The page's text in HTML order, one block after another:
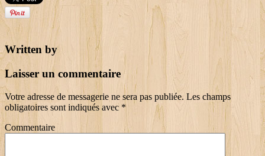
Written by
Laisser un commentaire
Votre adresse de messagerie ne sera pas publiée. Les champs
obligatoires sont indiqués avec *
Commentaire